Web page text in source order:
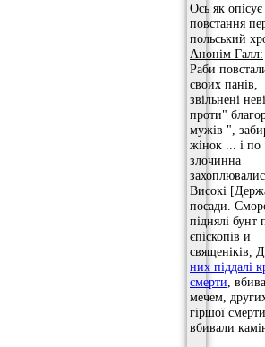
Ось як опісує
повстання
польський
Анонім Галл:
Раби
своих панів,
звільнені
проти"
мужів ",
жінок ... і по
злочинна
Високі
посади.
піднялі бунт
єпіскопів и
священіків,
них піддалі
смерти,
мечем,
гіршої
вбивали